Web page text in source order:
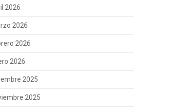
2026
2026
2026
2026
2025
2025